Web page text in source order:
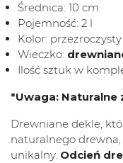
Średnica: 10 cm
Pojemność: 2 l
Kolor: przezroczysty
Wieczko:
Ilość sztuk w
*Uwaga:
Drewniane dekle,
naturalnego
unikalny. Odcień